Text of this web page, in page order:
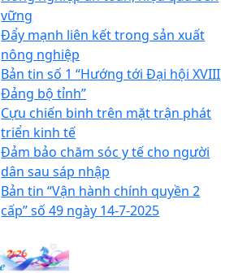
vững
Đẩy mạnh liên kết trong sản xuất
nông nghiệp
Bản tin số 1 “Hướng tới Đại hội XVIII
Đảng bộ tỉnh”
Cựu chiến binh trên mặt trận phát
triển kinh tế
Đảm bảo chăm sóc y tế cho người
dân sau sáp nhập
Bản tin “Vận hành chính quyền 2
cấp” số 49 ngày 14-7-2025